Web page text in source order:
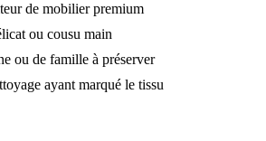
de mobilier premium
ou cousu main
ou de famille à préserver
ayant marqué le tissu